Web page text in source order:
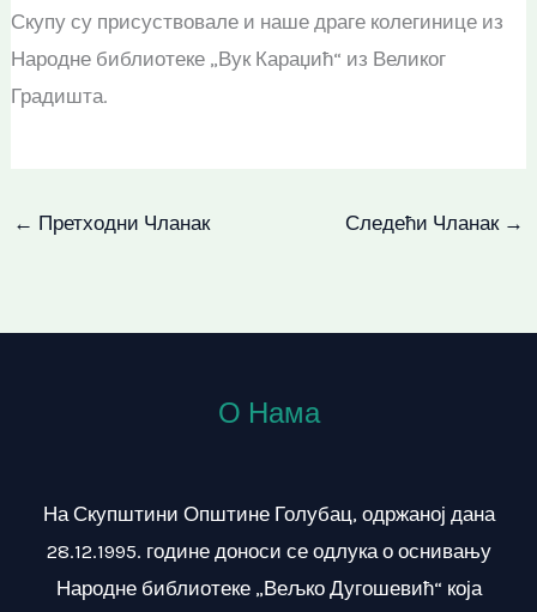
Скупу су присуствовале и наше драге колегинице из
Народне библиотеке „Вук Караџић“ из Великог
Градишта.
← Претходни Чланак Следећи Чланак →
О Нама
На Скупштини Општине Голубац, одржаној дана
28.12.1995. године доноси се одлука о оснивању
Народне библиотеке „Вељко Дугошевић“ која